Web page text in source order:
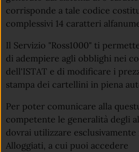
corrisponde a tale codice
complessivi 14 caratteri
Il Servizio "Ross1000" ti
di adempiere agli obblighi nei
dell'ISTAT e di modificare i
stampa dei cartellini in piena
Per poter comunicare alla
competente le generalità degli
dovrai utilizzare esclusivamente
Alloggiati, a cui puoi accedere